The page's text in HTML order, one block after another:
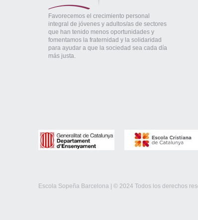
Favorecemos el crecimiento personal
integral de jóvenes y adultos/as de sectores
que han tenido menos oportunidades y
fomentamos la fraternidad y la solidaridad
para ayudar a que la sociedad sea cada día
más justa.
Escola Sopeña Barcelona | © 2024 Todos los derechos